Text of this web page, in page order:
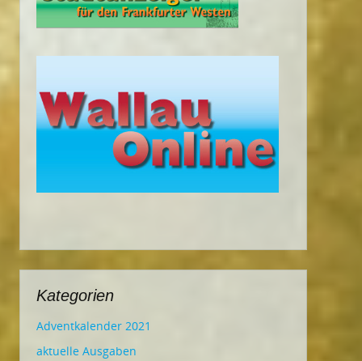
Kategorien
Adventkalender 2021
aktuelle Ausgaben